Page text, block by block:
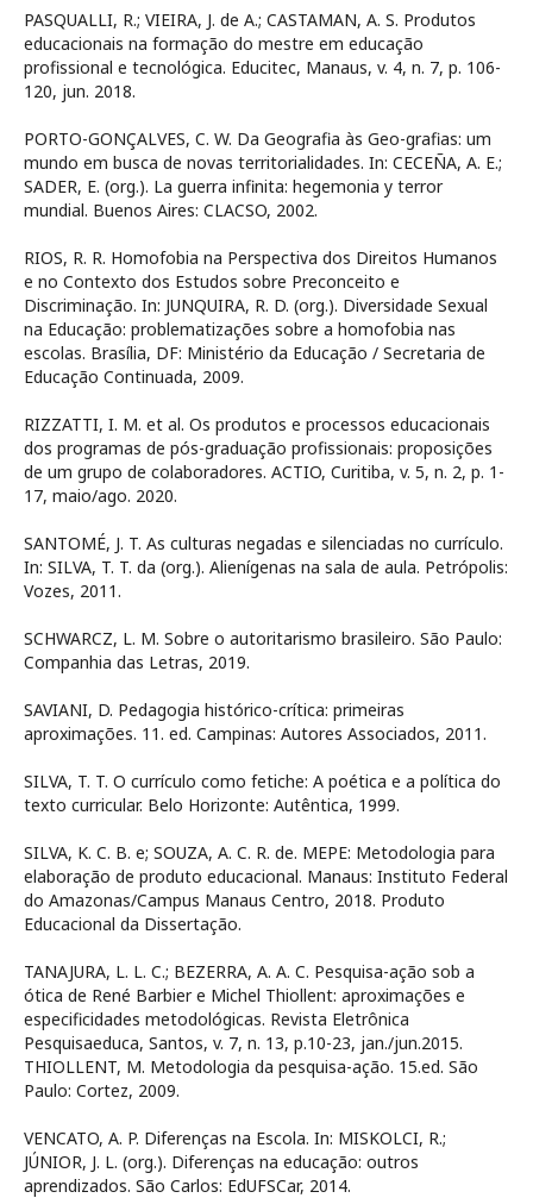
PASQUALLI, R.; VIEIRA, J. de A.; CASTAMAN, A. S. Produtos
educacionais na formação do mestre em educação
profissional e tecnológica. Educitec, Manaus, v. 4, n. 7, p. 106-
120, jun. 2018.
PORTO-GONÇALVES, C. W. Da Geografia às Geo-grafias: um
mundo em busca de novas territorialidades. In: CECEÑA, A. E.;
SADER, E. (org.). La guerra infinita: hegemonia y terror
mundial. Buenos Aires: CLACSO, 2002.
RIOS, R. R. Homofobia na Perspectiva dos Direitos Humanos
e no Contexto dos Estudos sobre Preconceito e
Discriminação. In: JUNQUIRA, R. D. (org.). Diversidade Sexual
na Educação: problematizações sobre a homofobia nas
escolas. Brasília, DF: Ministério da Educação / Secretaria de
Educação Continuada, 2009.
RIZZATTI, I. M. et al. Os produtos e processos educacionais
dos programas de pós-graduação profissionais: proposições
de um grupo de colaboradores. ACTIO, Curitiba, v. 5, n. 2, p. 1-
17, maio/ago. 2020.
SANTOMÉ, J. T. As culturas negadas e silenciadas no currículo.
In: SILVA, T. T. da (org.). Alienígenas na sala de aula. Petrópolis:
Vozes, 2011.
SCHWARCZ, L. M. Sobre o autoritarismo brasileiro. São Paulo:
Companhia das Letras, 2019.
SAVIANI, D. Pedagogia histórico-crítica: primeiras
aproximações. 11. ed. Campinas: Autores Associados, 2011.
SILVA, T. T. O currículo como fetiche: A poética e a política do
texto curricular. Belo Horizonte: Autêntica, 1999.
SILVA, K. C. B. e; SOUZA, A. C. R. de. MEPE: Metodologia para
elaboração de produto educacional. Manaus: Instituto Federal
do Amazonas/Campus Manaus Centro, 2018. Produto
Educacional da Dissertação.
TANAJURA, L. L. C.; BEZERRA, A. A. C. Pesquisa-ação sob a
ótica de René Barbier e Michel Thiollent: aproximações e
especificidades metodológicas. Revista Eletrônica
Pesquisaeduca, Santos, v. 7, n. 13, p.10-23, jan./jun.2015.
THIOLLENT, M. Metodologia da pesquisa-ação. 15.ed. São
Paulo: Cortez, 2009.
VENCATO, A. P. Diferenças na Escola. In: MISKOLCI, R.;
JÚNIOR, J. L. (org.). Diferenças na educação: outros
aprendizados. São Carlos: EdUFSCar, 2014.